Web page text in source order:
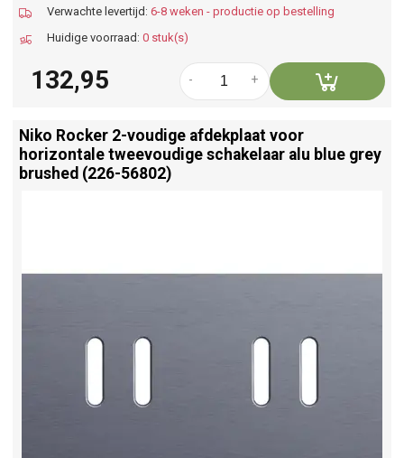
Verwachte levertijd: 6-8 weken - productie op bestelling
Huidige voorraad: 0 stuk(s)
132,95 +
-
Niko Rocker 2-voudige afdekplaat voor
horizontale tweevoudige schakelaar alu blue grey
brushed (226-56802)